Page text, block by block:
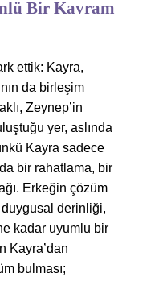
Bir Kavram
ettik: Kayra,
da birleşim
Zeynep’in
yer, aslında
Kayra sadece
bir rahatlama, bir
Erkeğin çözüm
duygusal derinliği,
kadar uyumlu bir
Kayra’dan
bulması;